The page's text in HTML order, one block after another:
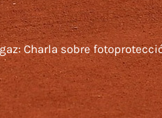
Charla sobre